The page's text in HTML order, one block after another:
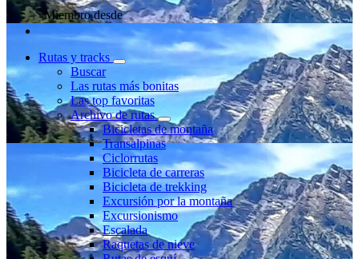
Miembro desde
Rutas y tracks
Buscar
Las rutas más bonitas
Las top favoritas
Archivo de rutas
Bicicletas de montaña
Transalpinas
Ciclorrutas
Bicicleta de carreras
Bicicleta de trekking
Excursión por la montaña
Excursionismo
Escalada
Raquetas de nieve